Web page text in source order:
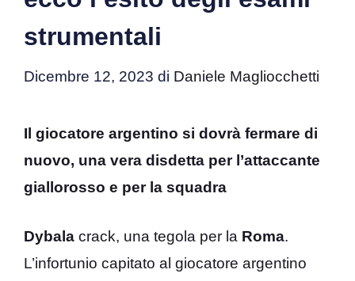
strumentali
Dicembre 12, 2023 di Daniele Magliocchetti
Il giocatore argentino si dovrà fermare di
nuovo, una vera disdetta per l’attaccante
giallorosso e per la squadra
Dybala crack, una tegola per la Roma.
L’infortunio capitato al giocatore argentino